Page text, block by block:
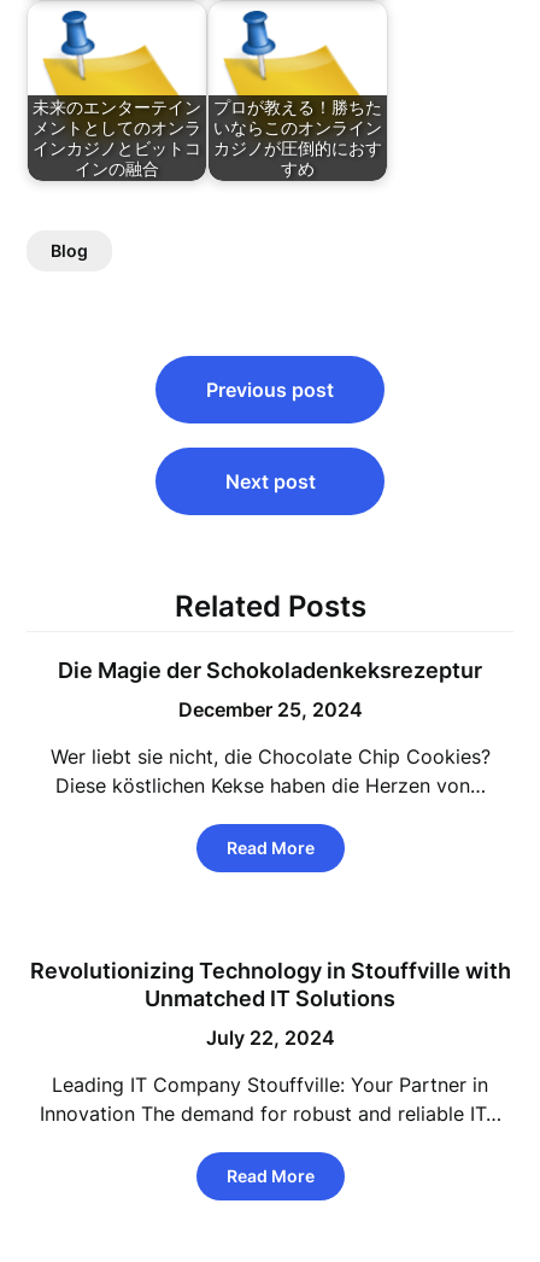
未来のエンターテイン
メントとしてのオンラ
インカジノとビットコ
インの融合
プロが教える！勝ちた
いならこのオンライン
カジノが圧倒的におす
すめ
Blog
navigation
Previous post
Next post
Related Posts
Die Magie der Schokoladenkeksrezeptur
December 25, 2024
Wer liebt sie nicht, die Chocolate Chip Cookies?
Diese köstlichen Kekse haben die Herzen von…
Read More
Revolutionizing Technology in Stouffville with
Unmatched IT Solutions
July 22, 2024
Leading IT Company Stouffville: Your Partner in
Innovation The demand for robust and reliable IT…
Read More